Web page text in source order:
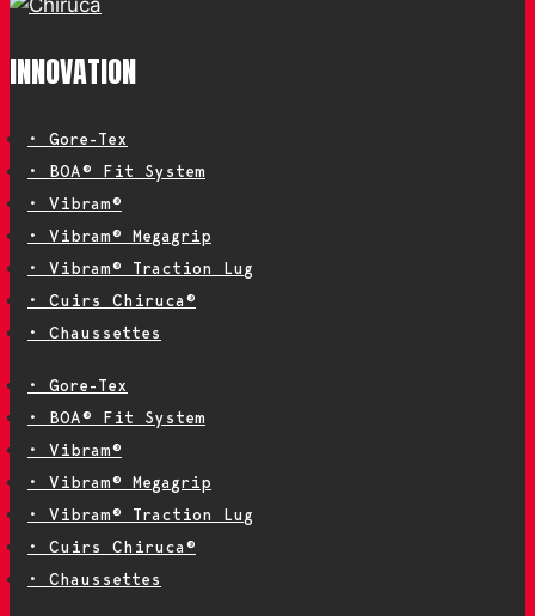
INNOVATION
• Gore-Tex
• BOA® Fit System
• Vibram®
• Vibram® Megagrip
• Vibram® Traction Lug
• Cuirs Chiruca®
• Chaussettes
• Gore-Tex
• BOA® Fit System
• Vibram®
• Vibram® Megagrip
• Vibram® Traction Lug
• Cuirs Chiruca®
• Chaussettes